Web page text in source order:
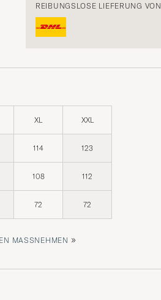
REIBUNGSLOSE LIEFERUNG VON
XL XXL
114 123
108 112
72 72
MASSNEHMEN »